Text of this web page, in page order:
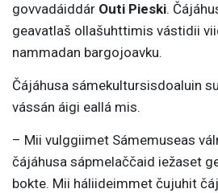
govvadáiddár Outi Pieski.
geavatlaš ollašuhttimis vástidii
nammadan bargojoavku.
Čájáhusa sámekultursisdoaluin
vássán áigi eallá mis.
– Mii vulggiimet Sámemuseas
čájáhusa sápmelaččaid iežaset
bokte. Mii háliideimmet čujuhit